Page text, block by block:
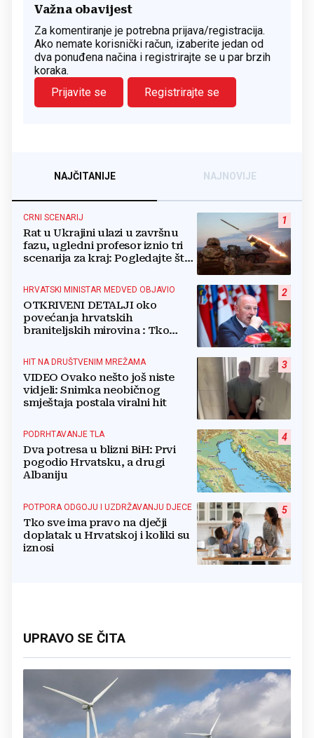
Važna obavijest
Za komentiranje je potrebna prijava/registracija.
Ako nemate korisnički račun, izaberite jedan od
dva ponuđena načina i registrirajte se u par brzih
koraka.
Prijavite se
Registrirajte se
NAJČITANIJE NAJNOVIJE
1
CRNI SCENARIJ
Rat u Ukrajini ulazi u završnu
fazu, ugledni profesor iznio tri
scenarija za kraj: Pogledajte što
2
HRVATSKI MINISTAR MEDVED OBJAVIO
OTKRIVENI DETALJI oko
povećanja hrvatskih
braniteljskih mirovina : Tko
3
HIT NA DRUŠTVENIM MREŽAMA
VIDEO Ovako nešto još niste
vidjeli: Snimka neobičnog
smještaja postala viralni hit
4
PODRHTAVANJE TLA
Dva potresa u blizni BiH: Prvi
pogodio Hrvatsku, a drugi
Albaniju
5
POTPORA ODGOJU I UZDRŽAVANJU DJECE
Tko sve ima pravo na dječji
doplatak u Hrvatskoj i koliki su
iznosi
UPRAVO SE ČITA